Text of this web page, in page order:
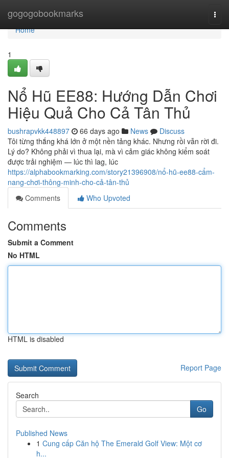
gogogobookmarks
Home
Home
1
Nổ Hũ EE88: Hướng Dẫn Chơi
Hiệu Quả Cho Cả Tân Thủ
bushrapvkk448897 66 days ago News
Discuss
Tôi từng thắng khá lớn ở một nền tảng khác. Nhưng rồi vẫn rời đi.
Lý do? Không phải vì thua lại, mà vì cảm giác không kiểm soát
được trải nghiệm — lúc thì lag, lúc
https://alphabookmarking.com/story21396908/nổ-hũ-ee88-cẩm-
nang-chơi-thông-minh-cho-cả-tân-thủ
Comments
Who Upvoted
Comments
Submit a Comment
No HTML
HTML is disabled
Report Page
Search
Go
Published News
1 Cung cấp Căn hộ The Emerald Golf View: Một cơ
h...